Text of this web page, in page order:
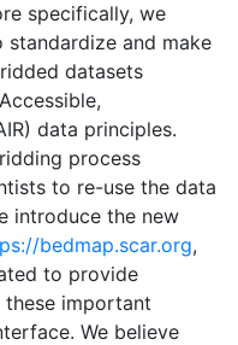
specifically, we
and make
datasets
data principles.
process
to re-use the data
introduce the new
bedmap.scar.org,
to provide
these important
We believe